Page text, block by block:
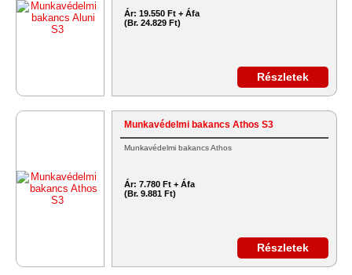
Ár: 19.550 Ft + Áfa
(Br. 24.829 Ft)
Részletek
Munkavédelmi bakancs Athos S3
Munkavédelmi bakancs Athos
Ár: 7.780 Ft + Áfa
(Br. 9.881 Ft)
Részletek